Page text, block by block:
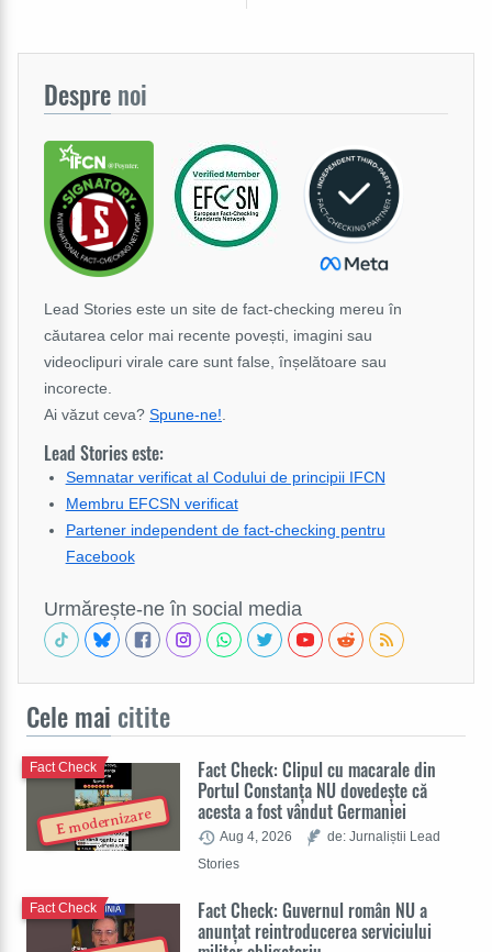
Despre noi
Lead Stories este un site de fact-checking mereu în
căutarea celor mai recente povești, imagini sau
videoclipuri virale care sunt false, înșelătoare sau
incorecte.
Ai văzut ceva? Spune-ne!.
Lead Stories este:
Semnatar verificat al Codului de principii IFCN
Membru EFCSN verificat
Partener independent de fact-checking pentru
Facebook
Urmărește-ne în social media
Cele mai citite
E modernizare
Fact Check: Clipul cu macarale din
Portul Constanța NU dovedește că
acesta a fost vândut Germaniei
Fact Check
Aug 4, 2026
de: Jurnaliștii Lead
Stories
Fact Check: Guvernul român NU a
anunțat reintroducerea serviciului
Fact Check